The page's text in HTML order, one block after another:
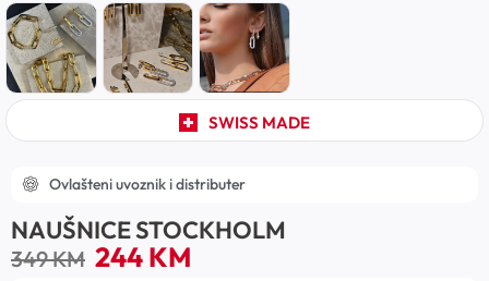
SWISS MADE
Ovlašteni uvoznik i distributer
NAUŠNICE STOCKHOLM
349KM 244KM